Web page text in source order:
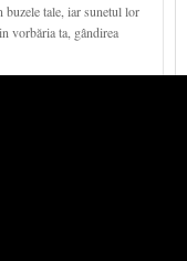
tale, iar sunetul lor
vorbăria ta, gândirea